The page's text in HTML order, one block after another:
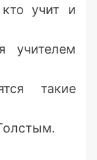
учит и
учителем
такие